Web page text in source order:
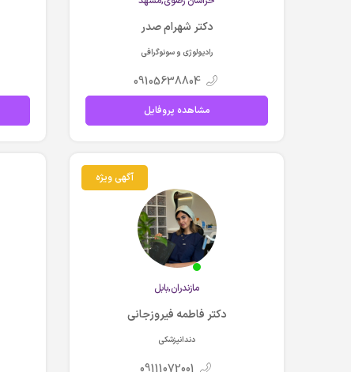
دکتر شهرام صدر
رادیولوژی و سونوگرافی
09105638804
مشاهده پروفایل
آگهی ویژه
مازندران,بابل
دکتر فاطمه فیروزجانی
دندانپزشکی